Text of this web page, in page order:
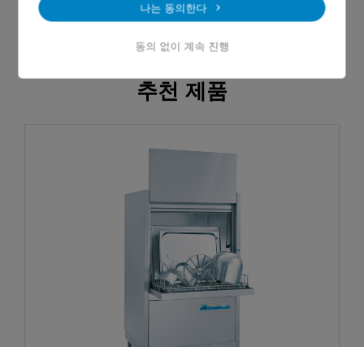
나는 동의한다
동의 없이 계속 진행
추천 제품